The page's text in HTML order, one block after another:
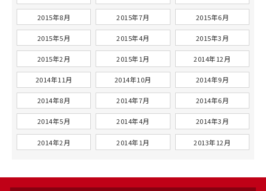
2015年8月 2015年7月 2015年6月
2015年5月 2015年4月 2015年3月
2015年2月 2015年1月 2014年12月
2014年11月 2014年10月 2014年9月
2014年8月 2014年7月 2014年6月
2014年5月 2014年4月 2014年3月
2014年2月 2014年1月 2013年12月